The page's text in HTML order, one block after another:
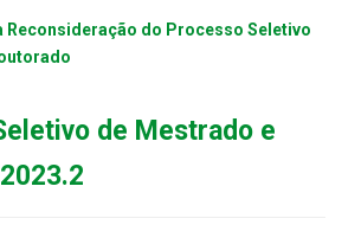
Reconsideração do Processo Seletivo
de Mestrado e